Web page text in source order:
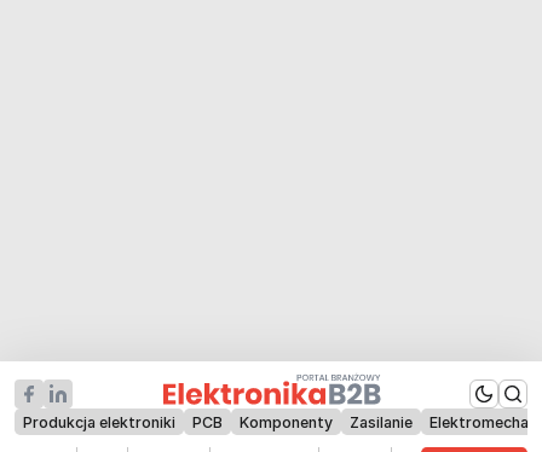
Produkcja elektroniki PCB Komponenty Zasilanie